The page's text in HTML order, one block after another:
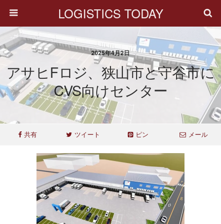
LOGISTICS TODAY
2025年4月2日
アサヒFロジ、狭山市と守谷市に
CVS向けセンター
共有 ツイート ピン メール